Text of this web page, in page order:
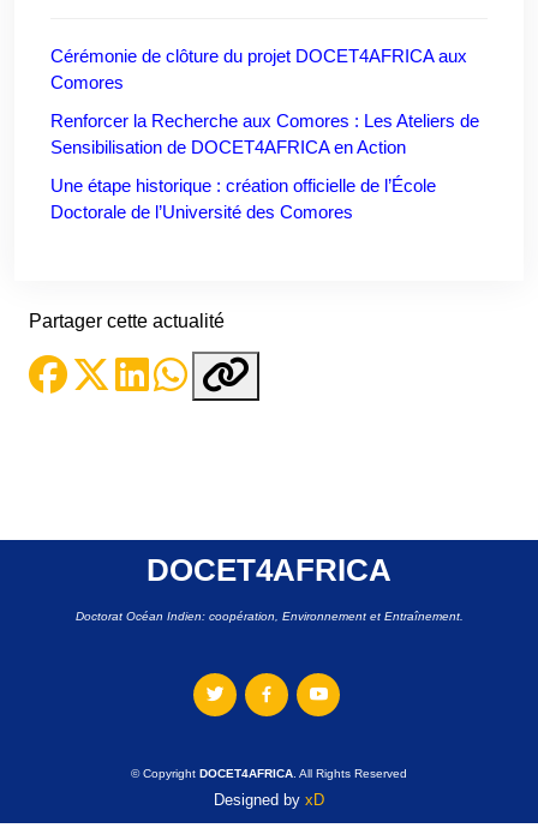
Cérémonie de clôture du projet DOCET4AFRICA aux
Comores
Renforcer la Recherche aux Comores : Les Ateliers de
Sensibilisation de DOCET4AFRICA en Action
Une étape historique : création officielle de l’École
Doctorale de l’Université des Comores
Partager cette actualité
DOCET4AFRICA
Doctorat Océan Indien: coopération, Environnement et Entraînement.
© Copyright DOCET4AFRICA . All Rights Reserved
Designed by xD